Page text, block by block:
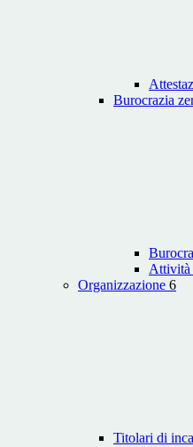
Burocrazia
Attività
Organizzazione 6
Titolari di